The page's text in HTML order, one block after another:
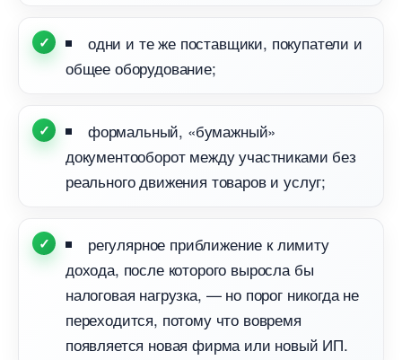
одни и те же поставщики, покупатели и
общее оборудование;
формальный, «бумажный»
документооборот между участниками без
реального движения товаров и услуг;
регулярное приближение к лимиту
дохода, после которого выросла бы
налоговая нагрузка, — но порог никогда не
переходится, потому что вовремя
появляется новая фирма или новый ИП.